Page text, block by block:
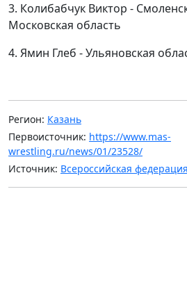
3. Колибабчук Виктор -
Московская область
4. Ямин Глеб - Ульяновская
Регион: Казань
Первоисточник: https://www.mas-
wrestling.ru/news/01/23528/
Источник: Всероссийская